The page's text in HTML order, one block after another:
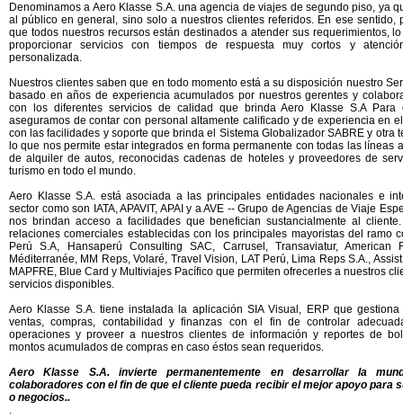
Denominamos a Aero Klasse S.A. una agencia de viajes de segundo piso, ya
al público en general, sino solo a nuestros clientes referidos. En ese sentido,
que todos nuestros recursos están destinados a atender sus requerimientos,
proporcionar servicios con tiempos de respuesta muy cortos y
personalizada.
Nuestros clientes saben que en todo momento está a su disposición nuestro
basado en años de experiencia acumulados por nuestros gerentes y
con los diferentes servicios de calidad que brinda Aero Klasse S.A Para
aseguramos de contar con personal altamente calificado y de experiencia en
con las facilidades y soporte que brinda el Sistema Globalizador SABRE y otra
lo que nos permite estar integrados en forma permanente con todas las líneas
de alquiler de autos, reconocidas cadenas de hoteles y proveedores de
turismo en todo el mundo.
Aero Klasse S.A. está asociada a las principales entidades nacionales e
sector como son IATA, APAVIT, APAI y a AVE -- Grupo de Agencias de Viaje
nos brindan acceso a facilidades que benefician sustancialmente al
relaciones comerciales establecidas con los principales mayoristas del ramo
Perú S.A, Hansaperú Consulting SAC, Carrusel, Transaviatur, American
Méditerranée, MM Reps, Volaré, Travel Vision, LAT Perú, Lima Reps S.A.,
MAPFRE, Blue Card y Multiviajes Pacífico que permiten ofrecerles a nuestros
servicios disponibles.
Aero Klasse S.A. tiene instalada la aplicación SIA Visual, ERP que
ventas, compras, contabilidad y finanzas con el fin de controlar
operaciones y proveer a nuestros clientes de información y reportes de
montos acumulados de compras en caso éstos sean requeridos.
Aero Klasse S.A. invierte permanentemente en desarrollar la
colaboradores con el fin de que el cliente pueda recibir el mejor apoyo para
o negocios..
.